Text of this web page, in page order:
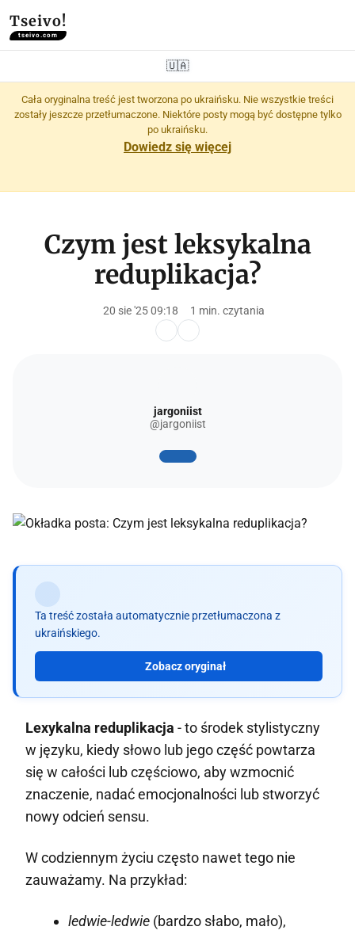
Tseivo!
tseivo.com
🇺🇦
Cała oryginalna treść jest tworzona po ukraińsku. Nie wszystkie treści
zostały jeszcze przetłumaczone. Niektóre posty mogą być dostępne tylko
po ukraińsku.
Dowiedz się więcej
Czym jest leksykalna
reduplikacja?
20 sie '25 09:18 1 min. czytania
jargoniist
@jargoniist
Ta treść została automatycznie przetłumaczona z
ukraińskiego.
Zobacz oryginał
Lexykalna reduplikacja - to środek stylistyczny
w języku, kiedy słowo lub jego część powtarza
się w całości lub częściowo, aby wzmocnić
znaczenie, nadać emocjonalności lub stworzyć
nowy odcień sensu.
W codziennym życiu często nawet tego nie
zauważamy. Na przykład:
ledwie-ledwie (bardzo słabo, mało),